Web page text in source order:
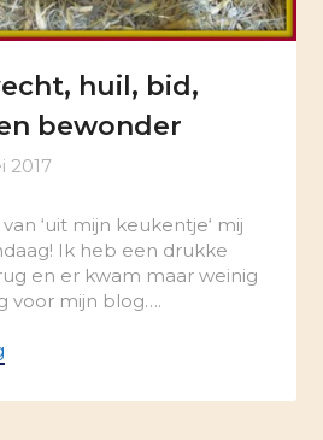
huil, bid,
bewonder
2017
‘uit mijn keukentje‘ mij
Ik heb een drukke
en er kwam maar weinig
voor mijn blog….